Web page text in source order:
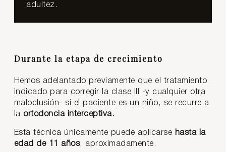
adultez.
Durante la etapa de crecimiento
Hemos adelantado previamente que el tratamiento
indicado para corregir la clase III -y cualquier otra
maloclusión- si el paciente es un niño, se recurre a
la ortodoncia interceptiva.
Esta técnica únicamente puede aplicarse hasta la
edad de 11 años, aproximadamente.